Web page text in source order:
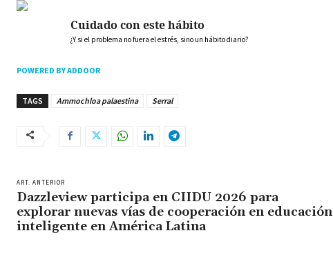
Cuidado con este hábito
¿Y si el problema no fuera el estrés, sino un hábito diario?
POWERED BY ADDOOR
TAGS Ammochloa palaestina Serral
ART. ANTERIOR
Dazzleview participa en CIIDU 2026 para
explorar nuevas vías de cooperación en educación
inteligente en América Latina